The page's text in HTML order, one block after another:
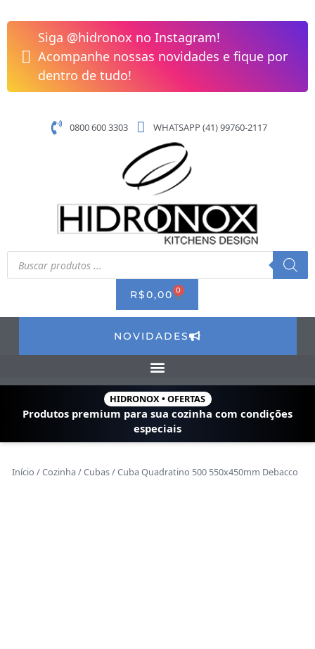
para
conteúdo
Siga @hidronox no Instagram!
Acompanhe nossas novidades e fique por
dentro de tudo!
0800 600 3303 WHATSAPP (41) 99760-2117
Pesquisar
produtos
R$0,00 0 CART
NOVIDADES
HIDRONOX • OFERTAS
Produtos premium para sua cozinha com condições
especiais
Início /Cozinha /Cubas/ Cuba Quadratino 500 550x450mm Debacco
Quadratino
500
550x450mm
Debacco
quantidade